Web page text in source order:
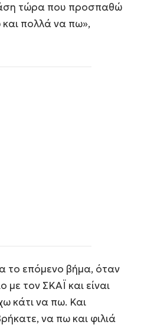
τώρα που προσπαθώ
πολλά να πω»,
το επόμενο βήμα, όταν
τον ΣΚΑΪ και είναι
κάτι να πω. Και
να πω και φιλιά